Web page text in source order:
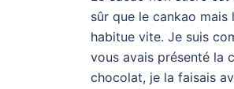
sûr que le cankao mais
habitue vite. Je suis
vous avais présenté la
chocolat, je la faisais